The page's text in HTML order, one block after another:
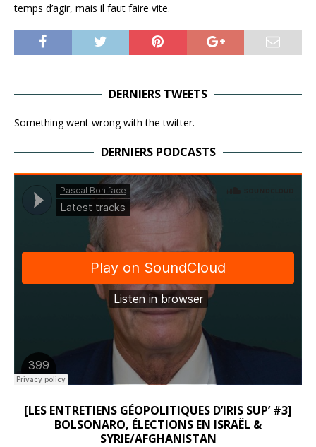
temps d’agir, mais il faut faire vite.
DERNIERS TWEETS
Something went wrong with the twitter.
DERNIERS PODCASTS
[LES ENTRETIENS GÉOPOLITIQUES D’IRIS SUP’ #3]
BOLSONARO, ÉLECTIONS EN ISRAËL &
SYRIE/AFGHANISTAN